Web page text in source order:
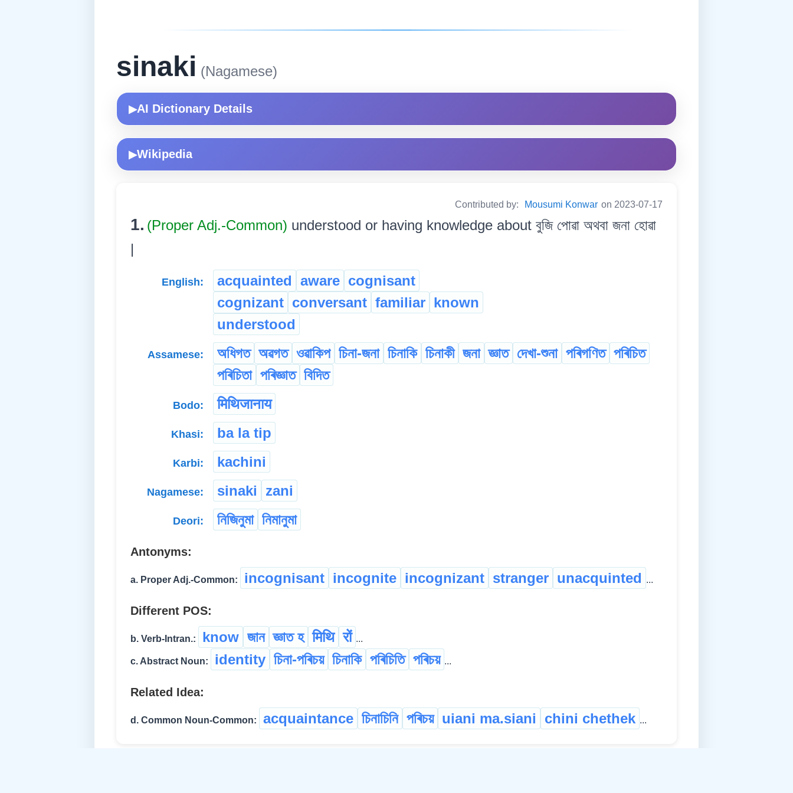
sinaki (Nagamese)
▶AI Dictionary Details
▶Wikipedia
Contributed by: Mousumi Konwar on 2023-07-17
1. (Proper Adj.-Common) understood or having knowledge about বুজি পোৱা অথবা জনা হোৱা
|
English: acquainted aware cognisant
cognizant conversant familiar known
understood
Assamese: অধিগত অৱগত ওৱাকিপ চিনা-জনা চিনাকি চিনাকী জনা জ্ঞাত দেখা-শুনা পৰিগণিত পৰিচিত
পৰিচিতা পৰিজ্ঞাত বিদিত
Bodo: मिथिजानाय
Khasi: ba la tip
Karbi: kachini
Nagamese: sinaki zani
Deori: নিজিনুমা নিমানুমা
Antonyms:
a. Proper Adj.-Common: incognisant incognite incognizant stranger unacquinted ...
Different POS:
b. Verb-Intran.: know জান জ্ঞাত হ मिथि रों ...
c. Abstract Noun: identity চিনা-পৰিচয় চিনাকি পৰিচিতি পৰিচয় ...
Related Idea:
d. Common Noun-Common: acquaintance চিনাচিনি পৰিচয় uiani ma.siani chini chethek ...